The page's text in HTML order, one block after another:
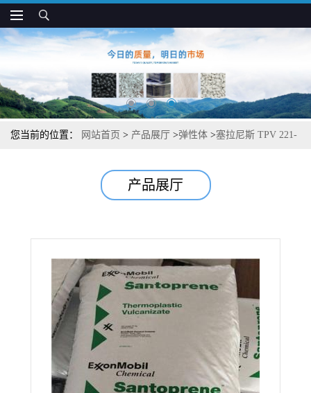
您当前的位置： 网站首页 > 产品展厅 >弹性体 >塞拉尼斯 TPV 221-
产品展厅